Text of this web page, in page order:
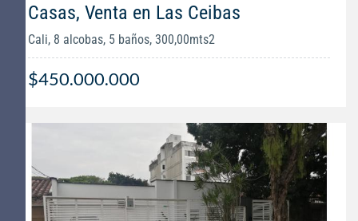
Casas, Venta en Las Ceibas
Cali, 8 alcobas, 5 baños, 300,00mts2
$450.000.000